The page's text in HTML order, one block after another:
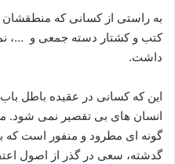
به راستی از کسانی که
کتب و کشتار دسته جمعی و …،
داشت.
این که کسانی در عقیده باطل باب
انسان های بی تقصیر نمی شود.
گونه ای مطرود و منفور است که
گدشته، سعی در گذر از اصول